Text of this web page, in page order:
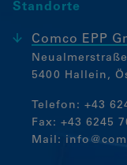
Standorte
Comco EPP
5400 Hallein,
Telefon: +43
Fax: +43 6245
Mail: